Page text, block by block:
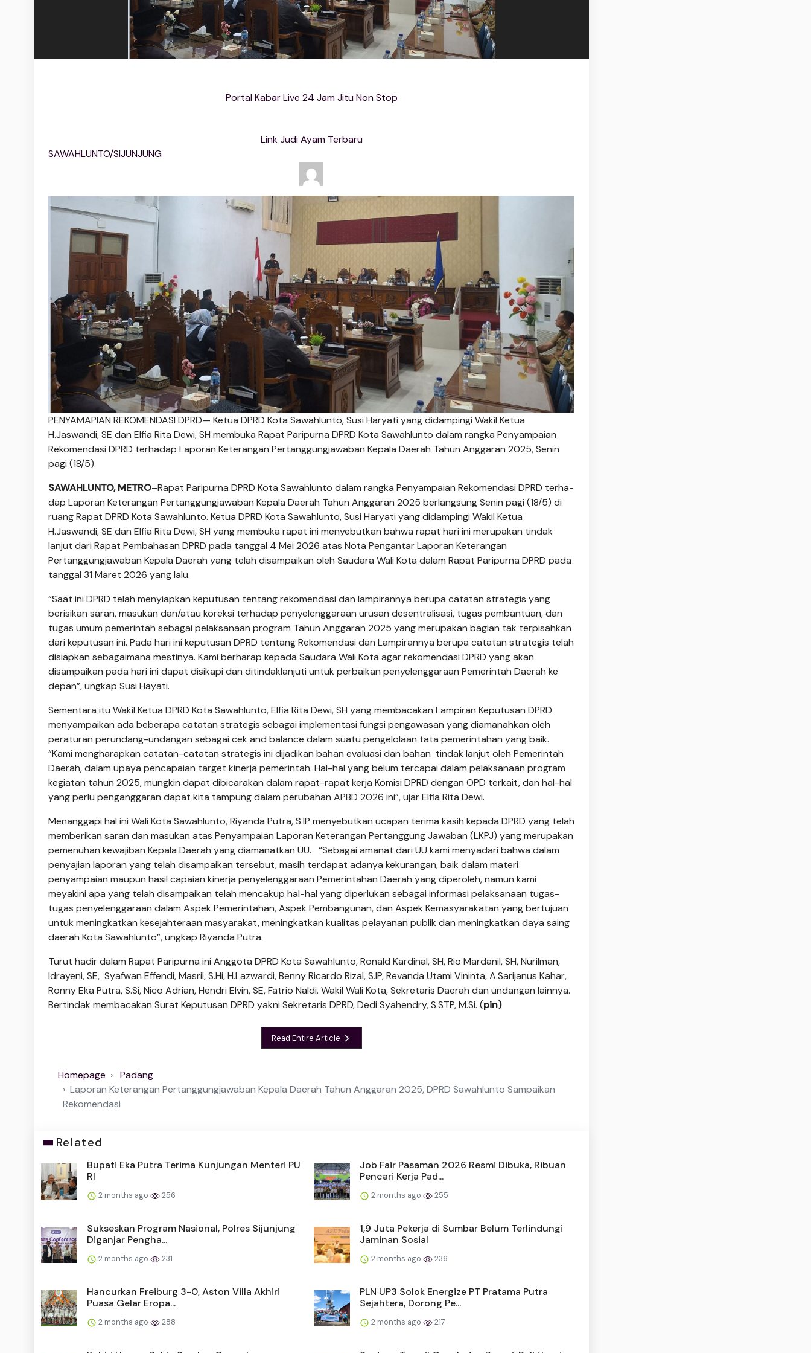
Portal Kabar Live 24 Jam Jitu Non Stop
Link Judi Ayam Terbaru
SAWAHLUNTO/SIJUNJUNG
PENYAMAPIAN REKOMENDASI DPRD— Ketua DPRD Kota Sawahlunto, Susi Haryati yang didampingi Wakil Ketua
H.Jaswandi, SE dan Elfia Rita Dewi, SH membuka Rapat Paripurna DPRD Kota Sawahlunto dalam rangka Penyampaian
Rekomendasi DPRD terhadap Laporan Keterangan Pertanggungjawaban Kepala Daerah Tahun Anggaran 2025, Senin
pagi (18/5).
SAWAHLUNTO, METRO–Rapat Paripurna DPRD Kota Sawahlunto dalam rangka Penyampaian Rekomendasi DPRD terha­
dap Laporan Keterangan Pertanggungjawaban Kepala Daerah Tahun Anggaran 2025 berlangsung Senin pagi (18/5) di
ruang Rapat DPRD Kota Sawahlunto. Ketua DPRD Kota Sawahlunto, Susi Haryati yang didampingi Wakil Ketua
H.Jaswandi, SE dan Elfia Rita Dewi, SH yang membuka rapat ini me­nyebutkan bahwa rapat hari ini merupakan tindak
lanjut dari Rapat Pembahasan DPRD pada tanggal 4 Mei 2026 atas Nota Pengantar Laporan Keterangan
Pertanggungjawaban Kepala Daerah yang telah disampaikan oleh Saudara Wali Kota dalam Rapat Paripurna DPRD pada
tanggal 31 Maret 2026 yang lalu.
“Saat ini DPRD telah menyiapkan keputusan tentang rekomendasi dan lampirannya berupa catatan strategis yang
berisikan saran, masukan dan/atau koreksi terhadap penyelenggaraan urusan desentralisasi, tugas pem­bantuan, dan
tugas umum pemerintah seba­gai pelaksanaan program Tahun Anggaran 2025 yang merupakan bagian tak terpisahkan
dari keputusan ini. Pada hari ini keputusan DPRD tentang Rekomendasi dan Lampirannya berupa catatan strategis telah
disiapkan sebagaimana mestinya. Kami berharap kepada Saudara Wali Kota agar rekomendasi DPRD yang akan
disampaikan pada hari ini dapat disikapi dan ditindaklanjuti untuk perbaikan penyelenggaraan Pemerintah Daerah ke
depan”, ung­kap Susi Ha­yati.
Sementara itu Wakil Ketua DPRD Kota Sawah­lunto, Elfia Rita Dewi, SH yang membacakan Lampiran Keputusan DPRD
menyampaikan ada beberapa catatan strategis sebagai implementasi fung­si pengawasan yang diamanahkan oleh
peraturan perundang-undangan sebagai cek and balance dalam suatu pengelolaan tata pemerintahan yang baik.
“Kami mengharapkan catatan-catatan stra­tegis ini dijadikan bahan evaluasi dan bahan tindak lanjut oleh Pemerintah
Daerah, dalam upaya pen­capaian target kinerja pemerintah. Hal-hal yang belum tercapai dalam pe­laksanaan program
kegiatan tahun 2025, mungkin dapat dibicarakan dalam rapat-rapat kerja Komisi DPRD dengan OPD terkait, dan hal-hal
yang perlu penganggaran dapat kita tampung dalam perubahan APBD 2026 ini”, ujar Elfia Rita Dewi.
Menanggapi hal ini Wali Kota Sawahlunto, Riyanda Putra, S.IP me­nyebutkan ucapan terima kasih kepada DPRD yang telah
memberikan saran dan masukan atas Pe­nyampaian Laporan Keterangan Pertanggung Ja­waban (LKPJ) yang merupakan
pemenuhan kewajiban Kepala Daerah yang diamanatkan UU. “Sebagai amanat dari UU kami menyadari bahwa dalam
penyajian laporan yang telah disampaikan tersebut, masih terdapat adanya kekurangan, baik dalam materi
penyampaian maupun hasil capaian kinerja penyelenggaraan Pemerintahan Da­erah yang diperoleh, namun kami
meyakini apa yang telah disampaikan telah mencakup hal-hal yang diperlukan sebagai informasi pelaksanaan tugas-
tugas penyelenggaraan dalam Aspek Pemerintahan, Aspek Pembangunan, dan Aspek Kemasyarakatan yang bertujuan
untuk meningkatkan kesejahteraan ma­syarakat, meningkatkan kualitas pelayanan publik dan meningkatkan daya saing
daerah Kota Sawahlunto”, ungkap Riyanda Putra.
Turut hadir dalam Rapat Paripurna ini Anggota DPRD Kota Sawahlunto, Ronald Kardinal, SH, Rio Mardanil, SH, Nurilman,
Idrayeni, SE, Syafwan Effendi, Masril, S.Hi, H.­Lazwardi, Benny Ricardo Rizal, S.IP, Revanda Utami Vininta, A.Sarijanus Kahar,
Ronny Eka Putra, S.Si, Nico Adrian, Hendri Elvin, SE, Fatrio Naldi. Wakil Wali Kota, Sekretaris Daerah dan undangan lainnya.
Bertindak membacakan Surat Keputusan DPRD yakni Sekretaris DPRD, Dedi Syahendry, S.STP, M.Si. (pin)
Read Entire Article
Homepage
Padang
Laporan Keterangan Pertanggungjawaban Kepala Daerah Tahun Anggaran 2025, DPRD Sawahlunto Sampaikan
Rekomendasi
Related
Bupati Eka Putra Terima Kunjungan Menteri PU
RI
2 months ago 256
Job Fair Pasaman 2026 Resmi Dibuka, Ribuan
Pencari Kerja Pad...
2 months ago 255
Sukseskan Program Nasional, Polres Sijunjung
Diganjar Pengha...
2 months ago 231
1,9 Juta Pekerja di Sumbar Belum Terlindungi
Jaminan Sosial
2 months ago 236
Hancurkan Freiburg 3-0, Aston Villa Akhiri
Puasa Gelar Eropa...
2 months ago 288
PLN UP3 Solok Energize PT Pratama Putra
Sejahtera, Dorong Pe...
2 months ago 217